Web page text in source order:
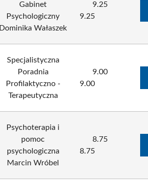
Gabinet
Psychologiczny
Dominika Wałaszek
9.25
9.25
Specjalistyczna
Poradnia
Profilaktyczno -
Terapeutyczna
9.00
9.00
Psychoterapia i
pomoc
psychologiczna
Marcin Wróbel
8.75
8.75